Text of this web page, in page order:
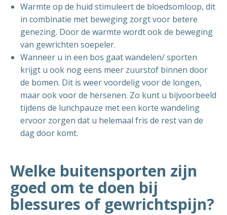
Warmte op de huid stimuleert de bloedsomloop, dit
in combinatie met beweging zorgt voor betere
genezing. Door de warmte wordt ook de beweging
van gewrichten soepeler.
Wanneer u in een bos gaat wandelen/ sporten
krijgt u ook nog eens meer zuurstof binnen door
de bomen. Dit is weer voordelig voor de longen,
maar ook voor de hersenen. Zo kunt u bijvoorbeeld
tijdens de lunchpauze met een korte wandeling
ervoor zorgen dat u helemaal fris de rest van de
dag door komt.
Welke buitensporten zijn
goed om te doen bij
blessures of gewrichtspijn?